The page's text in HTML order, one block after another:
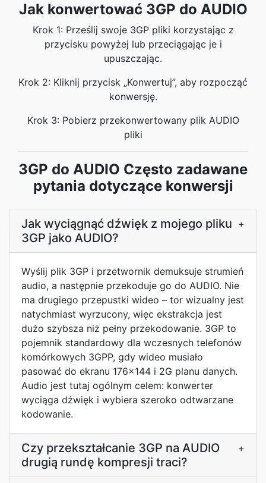
Jak konwertować 3GP do AUDIO
Krok 1: Prześlij swoje 3GP pliki korzystając z
przycisku powyżej lub przeciągając je i
upuszczając.
Krok 2: Kliknij przycisk „Konwertuj”, aby rozpocząć
konwersję.
Krok 3: Pobierz przekonwertowany plik AUDIO
pliki
3GP do AUDIO Często zadawane
pytania dotyczące konwersji
Jak wyciągnąć dźwięk z mojego pliku
3GP jako AUDIO?
+
Wyślij plik 3GP i przetwornik demuksuje strumień
audio, a następnie przekoduje go do AUDIO. Nie
ma drugiego przepustki wideo – tor wizualny jest
natychmiast wyrzucony, więc ekstrakcja jest
dużo szybsza niż pełny przekodowanie. 3GP to
pojemnik standardowy dla wczesnych telefonów
komórkowych 3GPP, gdy wideo musiało
pasować do ekranu 176x144 i 2G planu danych.
Audio jest tutaj ogólnym celem: konwerter
wyciąga dźwięk i wybiera szeroko odtwarzane
kodowanie.
Czy przekształcanie 3GP na AUDIO
drugią rundę kompresji traci?
+